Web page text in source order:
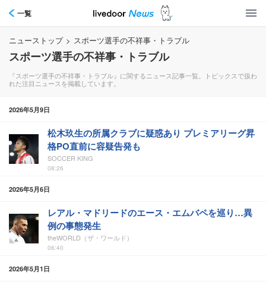
一覧
ニューストップ > スポーツ選手の不祥事・トラブル
スポーツ選手の不祥事・トラブル
『スポーツ選手の不祥事・トラブル』に関するニュース記事一覧。トピックスで扱わ
れた注目ニュースを掲載しています。
2026年5月9日
松木玖生の所属クラブに疑惑あり プレミアリーグ昇
格PO直前に容疑告発も
SOCCER KING
08:26
2026年5月6日
レアル・マドリードのエース・エムバペを巡り…異
例の事態発生
theWORLD（ザ・ワールド）
06:40
2026年5月1日